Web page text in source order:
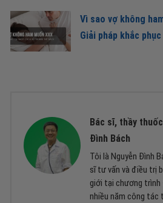
Vì sao vợ không
Giải pháp khắc phục
Bác sĩ, thầy
Đình Bách
Tôi là Nguyễn Đình
sĩ tư vấn và điều trị
giới tại chương trình
nhiều năm công tác